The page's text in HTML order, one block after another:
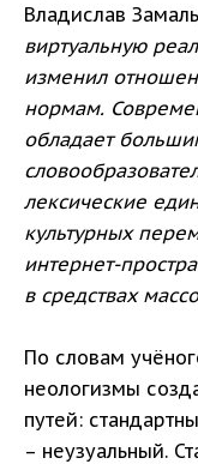
Владислав
виртуальную
изменил
нормам.
обладает
лексические
культурных
интернет-
в средствах
По словам
неологизмы
путей:
– неузуальный.